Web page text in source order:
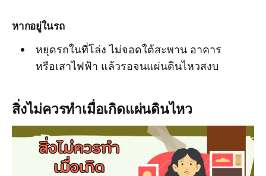
หากอยู่ในรถ
หยุดรถในที่โล่ง ไม่จอดใต้สะพาน อาคาร
หรือเสาไฟฟ้า แล้วรอจนแผ่นดินไหวสงบ
สิ่งไม่ควรทำเมื่อเกิดแผ่นดินไหว